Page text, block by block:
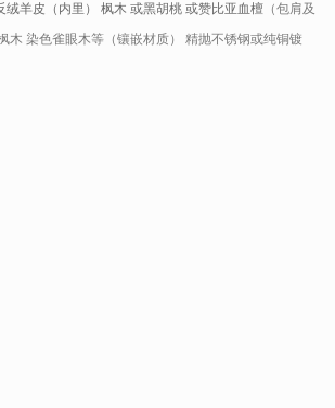
绒羊皮（内里） 枫木 或黑胡桃 或赞比亚血檀 （包肩及
木 染色雀眼木等（镶嵌材质） 精抛不锈钢或纯铜镀